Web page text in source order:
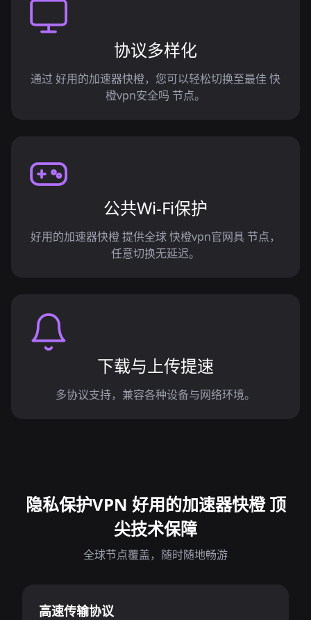
协议多样化
通过 好用的加速器快橙，您可以轻松切换至最佳 快
橙vpn安全吗 节点。
公共Wi-Fi保护
好用的加速器快橙 提供全球 快橙vpn官网具 节点，
任意切换无延迟。
下载与上传提速
多协议支持，兼容各种设备与网络环境。
隐私保护VPN 好用的加速器快橙 顶
尖技术保障
全球节点覆盖，随时随地畅游
高速传输协议